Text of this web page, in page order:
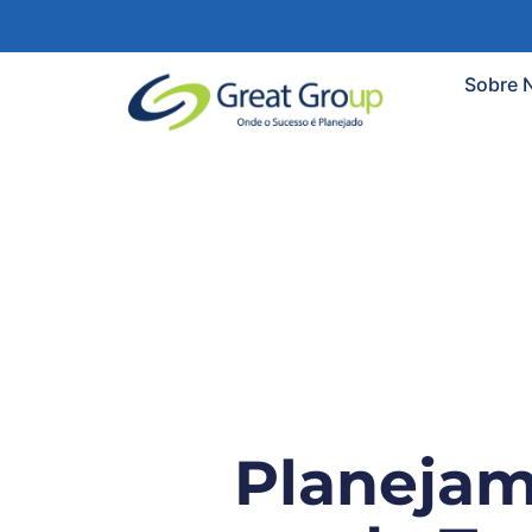
Sobre